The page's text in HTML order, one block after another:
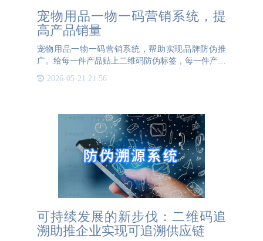
宠物用品一物一码营销系统，提
高产品销量
宠物用品一物一码营销系统，帮助实现品牌防伪推
广。给每一件产品贴上二维码防伪标签，每一件产品
都有对应的专属二维码，赋予每个产品独一无二的身
份，实现一物一码防伪。一物一码采用高端加密的二
2026-05-21 21:56
可持续发展的新步伐：二维码追
溯助推企业实现可追溯供应链